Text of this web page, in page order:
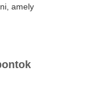
amely